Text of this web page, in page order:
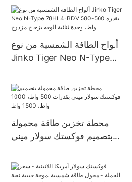
وات، 60 وات، حاصلة على
تصنيف IP65، من سلسلة G |
فوكستك سولار
ألواح الطاقة الشمسية من نوع
Jinko Tiger Neo N-Type
واط، وحدة ثنائية الوجه بزجاج
مزدوج
محطة تخزين طاقة محمولة
بتصميم فوكستك سولار ميني
1500 واط